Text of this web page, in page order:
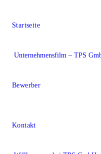
TPS
Startseite
Unternehmensfilm – TPS
Bewerber
Kontakt